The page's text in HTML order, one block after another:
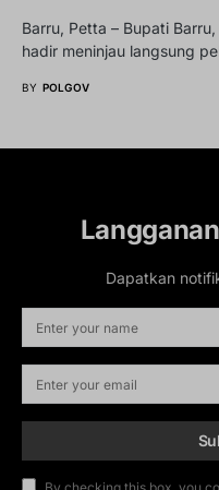
Barru, Petta – Bupati
hadir meninjau langsung
BY POLGOV
Dapatkan